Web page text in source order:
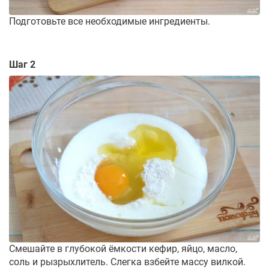
Подготовьте все необходимые ингредиенты.
Шаг 2
Смешайте в глубокой ёмкости кефир, яйцо, масло,
соль и рызрыхлитель. Слегка взбейте массу вилкой.